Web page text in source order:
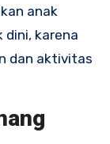
anak
karena
dan aktivitas